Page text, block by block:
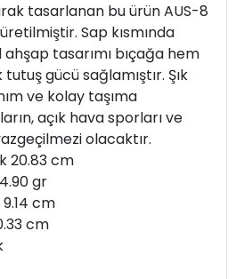
tasarlanan bu ürün AUS-8
Sap kısmında
tasarımı bıçağa hem
gücü sağlamıştır. Şık
ve kolay taşıma
açık hava sporları ve
olacaktır.
20.83 cm
gr
9.14 cm
cm